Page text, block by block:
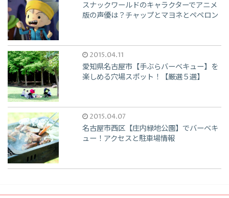
スナックワールドのキャラクターでアニメ
版の声優は？チャップとマヨネとペペロン
2015.04.11
愛知県名古屋市【手ぶらバーベキュー】を
楽しめる穴場スポット！【厳選５選】
2015.04.07
名古屋市西区【庄内緑地公園】でバーベキ
ュー！アクセスと駐車場情報